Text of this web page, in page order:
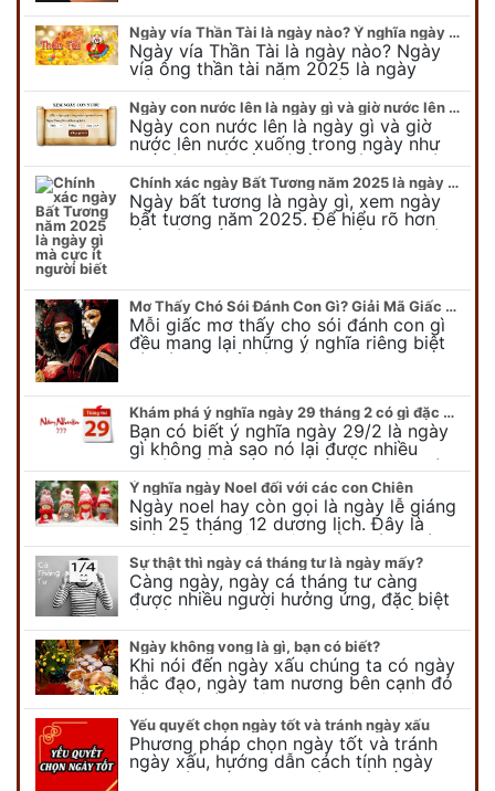
Ngày vía Thần Tài là ngày nào? Ý nghĩa ngày vía Thần Tài năm 2025
Ngày vía Thần Tài là ngày nào? Ngày
vía ông thần tài năm 2025 là ngày
mùng 10 âm lịch hàng tháng. Tại sao
trong ngày này, tất cả mọi…
Ngày con nước lên là ngày gì và giờ nước lên nước xuống trong ngày?
Ngày con nước lên là ngày gì và giờ
nước lên nước xuống trong ngày như
thế nào? Có điều gì cần chú ý về ngày
con nước lên? Đừng…
Chính xác ngày Bất Tương năm 2025 là ngày gì mà cực ít người biết
Ngày bất tương là ngày gì, xem ngày
bất tương năm 2025. Để hiểu rõ hơn
về ngày bất tương, ngày bất tương là
Mơ Thấy Chó Sói Đánh Con Gì? Giải Mã Giấc Mơ Bí Ẩn
Mỗi giấc mơ thấy cho sói đánh con gì
đều mang lại những ý nghĩa riêng biệt
và có thể phản ánh tâm trạng, suy nghĩ
Khám phá ý nghĩa ngày 29 tháng 2 có gì đặc biệt?
Bạn có biết ý nghĩa ngày 29/2 là ngày
gì không mà sao nó lại được nhiều
người chú ý đến vậy. Tất cả mọi người
đều cho rằng đây…
Ý nghĩa ngày Noel đối với các con Chiên
Ngày noel hay còn gọi là ngày lễ giáng
sinh 25 tháng 12 dương lịch. Đây là
ngày lễ của bên thiên chúa giáo, ngày
lễ thiên chúa giáng sinh,…
Sự thật thì ngày cá tháng tư là ngày mấy?
Càng ngày, ngày cá tháng tư càng
được nhiều người hưởng ứng, đặc biệt
là các bạn trẻ bởi họ sẽ nghĩ ra đủ trò
vui chơi, tinh nghịch, hài…
Ngày không vong là gì, bạn có biết?
Khi nói đến ngày xấu chúng ta có ngày
hắc đạo, ngày tam nương bên cạnh đó
còn có ngày không vong. Tuy nhiên khi
nói đến ngày không vong…
Yếu quyết chọn ngày tốt và tránh ngày xấu
Phương pháp chọn ngày tốt và tránh
ngày xấu, hướng dẫn cách tính ngày
tốt, ngày xấu trong tháng để tiến hành